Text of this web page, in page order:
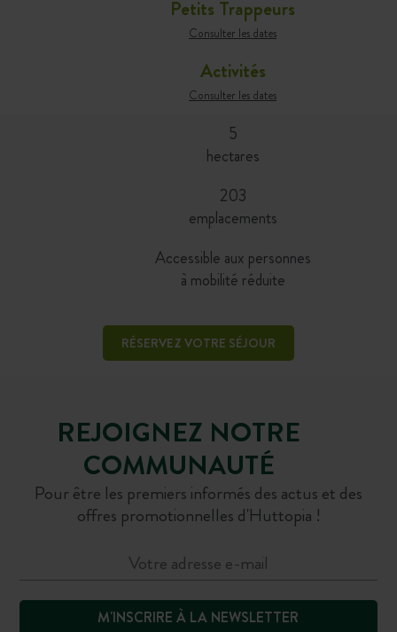
Petits Trappeurs
Consulter les dates
Activités
Consulter les dates
5
hectares
203
emplacements
Accessible aux personnes
à mobilité réduite
RÉSERVEZ VOTRE SÉJOUR
REJOIGNEZ NOTRE
COMMUNAUTÉ
Pour être les premiers informés des actus et des
offres promotionnelles d'Huttopia !
M'INSCRIRE À LA NEWSLETTER